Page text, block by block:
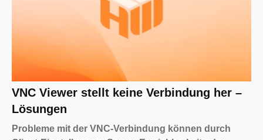
VNC Viewer stellt keine Verbindung her –
Lösungen
Probleme mit der VNC-Verbindung können durch